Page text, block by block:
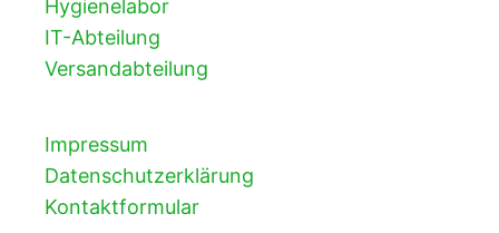
Hygienelabor
IT-Abteilung
Versandabteilung
Impressum
Datenschutzerklärung
Kontaktformular